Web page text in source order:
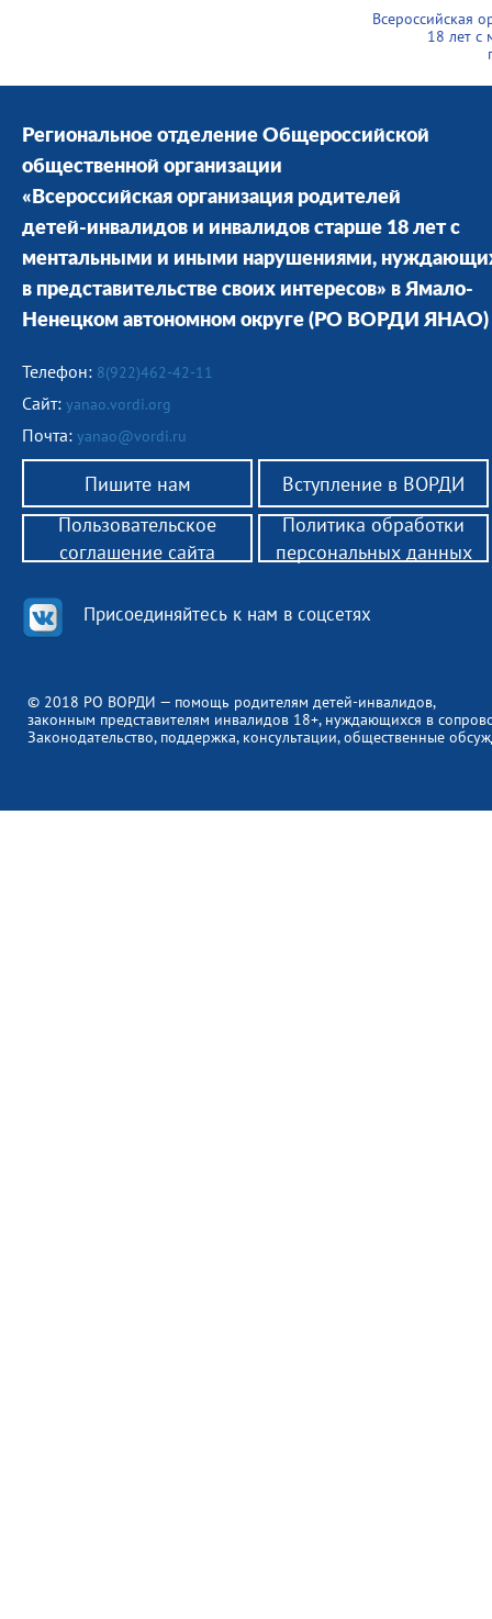
Всероссийская
18 лет
Региональное отделение Общероссийской
общественной организации
«Всероссийская организация родителей
детей-инвалидов и инвалидов старше 18 лет с
ментальными и иными нарушениями,
в представительстве своих интересов» в Ямало-
Ненецком автономном округе (РО ВОРДИ ЯНАО)
Телефон: 8(922)462-42-11
Сайт: yanao.vordi.org
Почта: yanao@vordi.ru
Пишите нам Вступление в ВОРДИ
© 2018 РО ВОРДИ — помощь родителям детей-инвалидов,
законным представителям инвалидов 18+, нуждающихся в
Законодательство, поддержка, консультации, общественные
Присоединяйтесь к нам в соцсетях
Пользовательское
соглашение сайта
Политика обработки
персональных данных